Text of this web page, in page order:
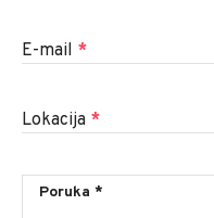
E-mail *
Lokacija *